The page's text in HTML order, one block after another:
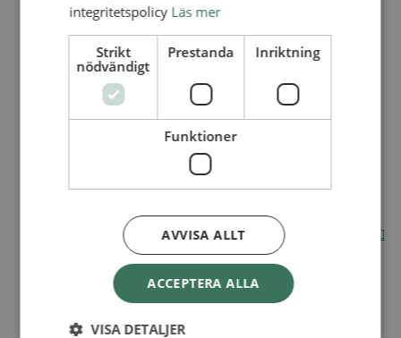
Nationellt
Nationella avdelningen
Nationella arbetsområden
Våra pionjära satsningar
Engagera dig nationellt
Ekumeniska året 2025
Internationellt
Internationella avdelningen
Utsända och arbeten
Missionsinspiratörens verktygslåda
Entreprenörskap, företagande och Guds rike
Kontakt
Kalender
Lediga tjänster
integritetspolicy Läs mer
Strikt
nödvändigt
Prestanda Inriktning
Funktioner
ACCEPTERA ALLA
AVVISA ALLT
VISA DETALJER